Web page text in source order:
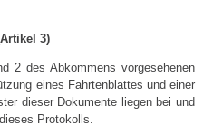
3)
2 des Abkommens vorgesehenen
eines Fahrtenblattes und einer
dieser Dokumente liegen bei und
Protokolls.